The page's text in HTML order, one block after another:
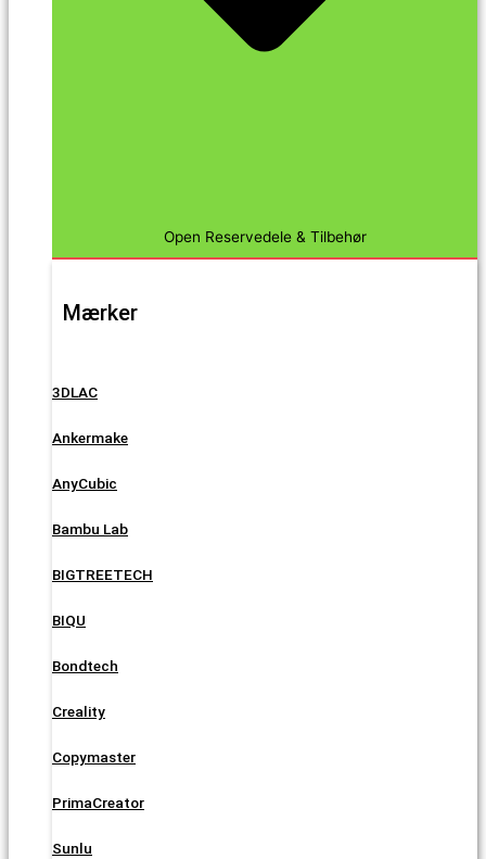
Open Reservedele & Tilbehør
Mærker
3DLAC
Ankermake
AnyCubic
Bambu Lab
BIGTREETECH
BIQU
Bondtech
Creality
Copymaster
PrimaCreator
Sunlu